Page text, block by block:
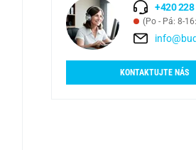
+420 228
(Po - Pá: 8-
KONTAKTUJTE NÁS